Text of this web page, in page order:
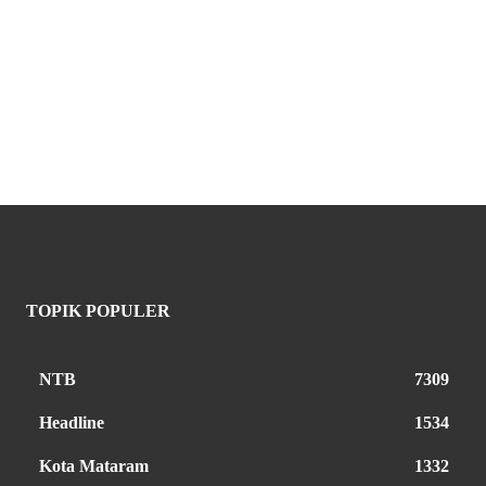
TOPIK POPULER
NTB 7309
Headline 1534
Kota Mataram 1332